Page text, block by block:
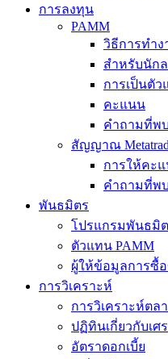
การลงทุน
PAMM
วิธีการทำง
สำหรับนัก
การเป็นตัว
คะแนน
คำถามที่พ
สัญญาณ
การให้คะ
คำถามที่พ
พันธมิตร
โปรแกรมพันธมิ
ตัวแทน PAMM
ผู้ให้ข้อมูลการซื้
การวิเคราะห์
การวิเคราะห์ตล
ปฏิทินเกี่ยวกับเศ
อัตราดอกเบี้ย